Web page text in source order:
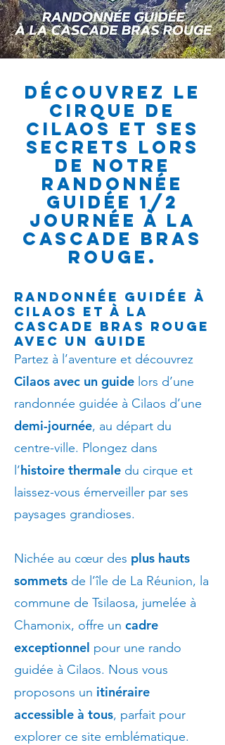
Découvrez le
cirque de
cilaos et ses
secrets lors
de notre
randonnée
guidée 1/2
JOURNÉE à la
cascade Bras
Rouge.
Randonnée guidée à
Cilaos et à la
cascade Bras Rouge
avec un guide
Partez à l’aventure et découvrez
Cilaos avec un guide lors d’une
randonnée guidée à Cilaos d’une
demi-journée, au départ du
centre-ville. Plongez dans
l’histoire thermale du cirque et
laissez-vous émerveiller par ses
paysages grandioses.
Nichée au cœur des plus hauts
sommets de l’île de La Réunion, la
commune de Tsilaosa, jumelée à
Chamonix, offre un cadre
exceptionnel pour une rando
guidée à Cilaos. Nous vous
proposons un itinéraire
accessible à tous, parfait pour
explorer ce site emblématique.